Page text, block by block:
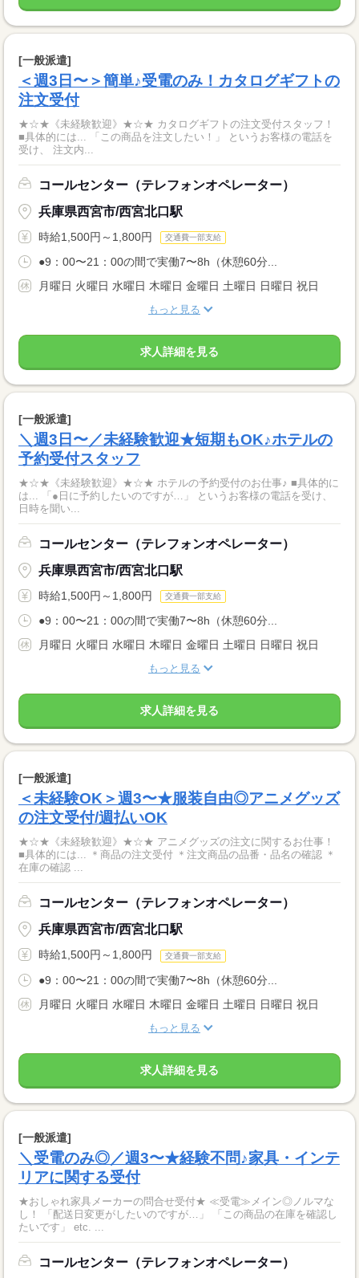
[一般派遣]
＜週3日〜＞簡単♪受電のみ！カタログギフトの
注文受付
★☆★《未経験歓迎》★☆★ カタログギフトの注文受付スタッフ！
■具体的には... 「この商品を注文したい！」 というお客様の電話を
受け、 注文内...
コールセンター（テレフォンオペレーター）
兵庫県西宮市/西宮北口駅
時給1,500円～1,800円 交通費一部支給
●9：00〜21：00の間で実働7〜8h（休憩60分...
月曜日 火曜日 水曜日 木曜日 金曜日 土曜日 日曜日 祝日
もっと見る
求人詳細を見る
[一般派遣]
＼週3日〜／未経験歓迎★短期もOK♪ホテルの
予約受付スタッフ
★☆★《未経験歓迎》★☆★ ホテルの予約受付のお仕事♪ ■具体的に
は... 「●日に予約したいのですが…」 というお客様の電話を受け、
日時を聞い...
コールセンター（テレフォンオペレーター）
兵庫県西宮市/西宮北口駅
時給1,500円～1,800円 交通費一部支給
●9：00〜21：00の間で実働7〜8h（休憩60分...
月曜日 火曜日 水曜日 木曜日 金曜日 土曜日 日曜日 祝日
もっと見る
求人詳細を見る
[一般派遣]
＜未経験OK＞週3〜★服装自由◎アニメグッズ
の注文受付/週払いOK
★☆★《未経験歓迎》★☆★ アニメグッズの注文に関するお仕事！
■具体的には... ＊商品の注文受付 ＊注文商品の品番・品名の確認 ＊
在庫の確認 ...
コールセンター（テレフォンオペレーター）
兵庫県西宮市/西宮北口駅
時給1,500円～1,800円 交通費一部支給
●9：00〜21：00の間で実働7〜8h（休憩60分...
月曜日 火曜日 水曜日 木曜日 金曜日 土曜日 日曜日 祝日
もっと見る
求人詳細を見る
[一般派遣]
＼受電のみ◎／週3〜★経験不問♪家具・インテ
リアに関する受付
★おしゃれ家具メーカーの問合せ受付★ ≪受電≫メイン◎ノルマな
し！ 「配送日変更がしたいのですが…」 「この商品の在庫を確認し
たいです」 etc. ...
コールセンター（テレフォンオペレーター）